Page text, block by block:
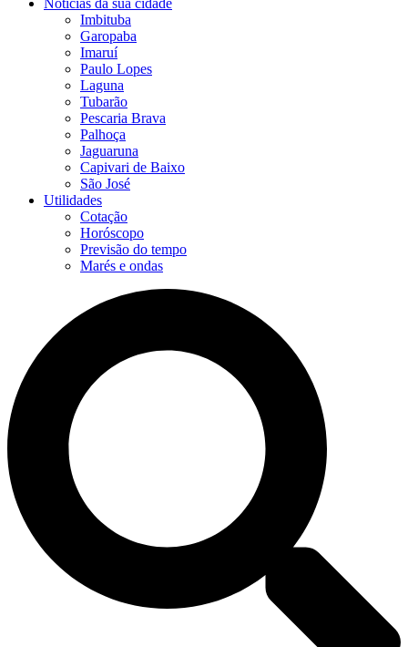
Imbituba
Garopaba
Imaruí
Paulo Lopes
Laguna
Tubarão
Pescaria Brava
Palhoça
Jaguaruna
Capivari de Baixo
São José
Utilidades
Cotação
Horóscopo
Previsão do tempo
Marés e ondas